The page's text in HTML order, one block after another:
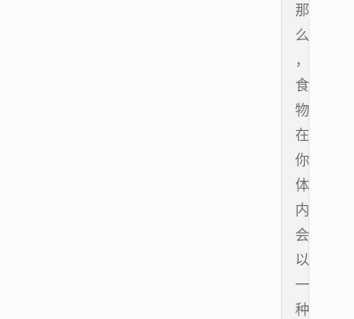
那
么
，
食
物
在
你
体
内
会
以
一
种